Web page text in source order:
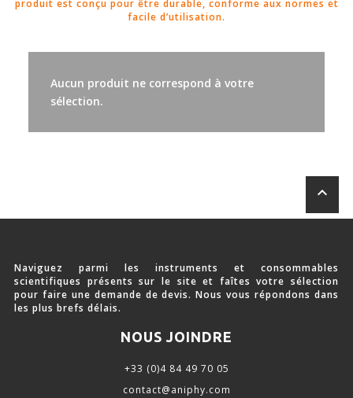
Stimulation-évaluation Thermique
ASPIRATEURS ET CARTOUCHES CHARBON ACTIF
CAGES À INDUCTION ET MASQUES D’ANESTHÉSIE
SOURCE D’AIR ET D’OXYGÈNE
produit est conçu pour être durable, conforme aux normes et
facile d’utilisation.
Aucun produit ne correspond à votre
sélection.
keyboard_arrow_up
Naviguez parmi les instruments et consommables
scientifiques présents sur le site et faîtes votre sélection
pour faire une demande de devis. Nous vous répondons dans
les plus brefs délais.
NOUS JOINDRE
+33 (0)4 84 49 70 05
contact@aniphy.com